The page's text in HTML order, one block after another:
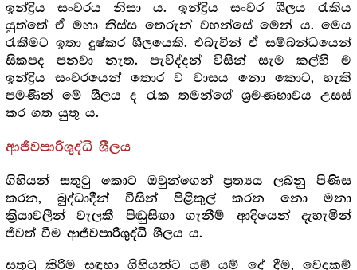
ඉන්ද්‍රිය සංවරය නිසා ය. ඉන්ද්‍රිය සංවර ශීලය රැකිය
යුත්තේ ඒ මහා තිස්ස තෙරුන් වහන්සේ මෙන් ය. මෙය
රැකීමට ඉතා දුෂ්කර ශීලයෙකි. එබැවින් ඒ සම්බන්ධයෙන්
සිකපද පනවා නැත. පැවිද්දන් විසින් සැම කල්හි ම
ඉන්ද්‍රිය සංවරයෙන් තොර ව වාසය නො කොට, හැකි
පමණින් මේ ශීලය ද රැක තමන්ගේ ශ්‍ර‍මණභාවය උසස්
කර ගත යුතු ය.
ආජීවපාරිශුද්ධි ශීලය
ගිහියන් සතුටු කොට ඔවුන්ගෙන් ප්‍ර‍ත්‍යය ලබනු පිණිස
කරන, බුද්ධාදීන් විසින් පිළිකුල් කරන නො මනා
ක්‍රියාවලීන් වැලකී පිඬුසිඟා ගැනීම් ආදියෙන් දැහැමින්
ජීවත් වීම ආජීවපාරිශුද්ධි ශීලය ය.
සතුටු කිරීම සඳහා ගිහියන්ට යම් යම් දේ දීම, වෙදකම්